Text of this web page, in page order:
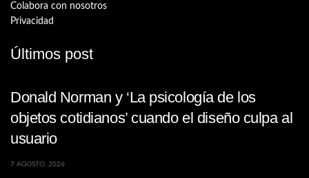
Colabora con nosotros
Privacidad
Últimos post
Donald Norman y ‘La psicología de los
objetos cotidianos’ cuando el diseño culpa al
usuario
7 AGOSTO, 2026